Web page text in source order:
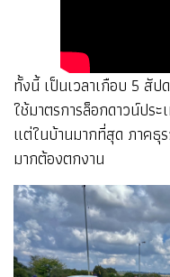
ทั้งนี้ เป็นเวลาเกือบ 5 สั
ใช้มาตรการล็อกดาวน์ปร
แต่ในบ้านมากที่สุด ภาคธุ
มากต้องตกงาน